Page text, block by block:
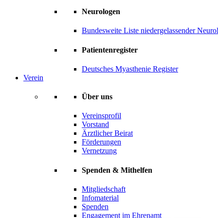
Neurologen
Bundesweite Liste niedergelassender
Patientenregister
Deutsches Myasthenie Register
Verein
Über uns
Vereinsprofil
Vorstand
Ärztlicher Beirat
Förderungen
Vernetzung
Spenden & Mithelfen
Mitgliedschaft
Infomaterial
Spenden
Engagement im Ehrenamt